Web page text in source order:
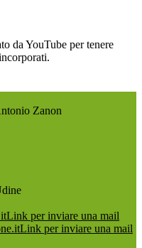
da YouTube per tenere
Zanon
Link per inviare una mail
Link per inviare una mail